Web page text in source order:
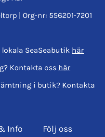
| Org-nr: 556201-7201
SeaSeabutik här
Kontakta oss här
i butik? Kontakta
Info Följ oss